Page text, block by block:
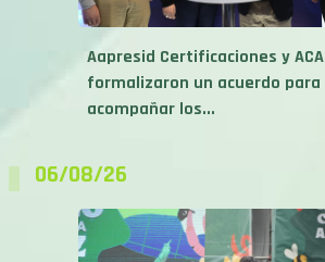
Aapresid Certificaciones y ACA
formalizaron un acuerdo para
acompañar los...